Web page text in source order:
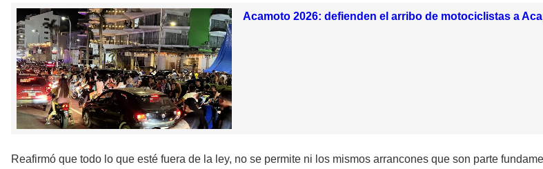
Acamoto 2026: defienden el arribo de motociclistas a
Reafirmó que todo lo que esté fuera de la ley, no se permite ni los mismos arrancones que son parte